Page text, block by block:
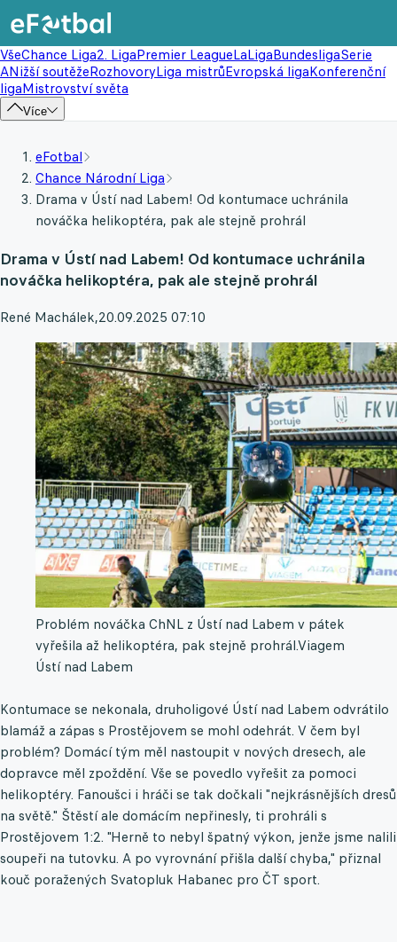
VšeChance Liga2. LigaPremier LeagueLaLigaBundesligaSerie
ANižší soutěžeRozhovoryLiga mistrůEvropská ligaKonferenční
ligaMistrovství světa
Více
eFotbal
Chance Národní Liga
Drama v Ústí nad Labem! Od kontumace uchránila
nováčka helikoptéra, pak ale stejně prohrál
Drama v Ústí nad Labem! Od kontumace uchránila
nováčka helikoptéra, pak ale stejně prohrál
René Machálek,20.09.2025 07:10
Problém nováčka ChNL z Ústí nad Labem v pátek
vyřešila až helikoptéra, pak stejně prohrál.Viagem
Ústí nad Labem
Kontumace se nekonala, druholigové Ústí nad Labem odvrátilo
blamáž a zápas s Prostějovem se mohl odehrát. V čem byl
problém? Domácí tým měl nastoupit v nových dresech, ale
dopravce měl zpoždění. Vše se povedlo vyřešit za pomoci
helikoptéry. Fanoušci i hráči se tak dočkali "nejkrásnějších dresů
na světě." Štěstí ale domácím nepřinesly, ti prohráli s
Prostějovem 1:2. "Herně to nebyl špatný výkon, jenže jsme nalili
soupeři na tutovku. A po vyrovnání přišla další chyba," přiznal
kouč poražených Svatopluk Habanec pro ČT sport.